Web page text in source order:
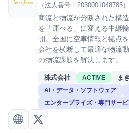
（法人番号：2030001048785）
商流と物流が分断された構
を「運べる」に変える中継
開。全国に空車情報と拠点
会社を横断して最適な物流
の物流課題を解決します。
株式会社 ACTIVE ま
AI・データ・ソフトウェア
エンタープライズ・専門サー